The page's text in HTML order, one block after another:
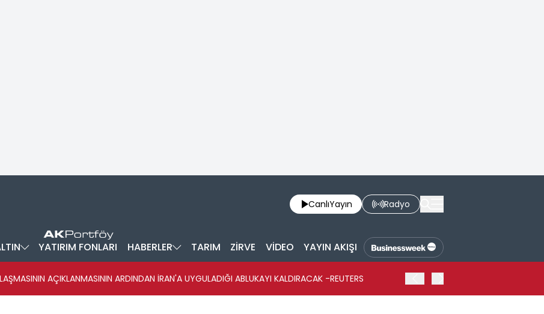
CanlıYayın Radyo
YATIRIM FONLARI HABERLER TARIM ZİRVE VİDEO YAYIN AKIŞI
AÇIKLANMASININ ARDINDAN İRAN'A UYGULADIĞI ABLUKAYI KALDIRACAK -REUTERS